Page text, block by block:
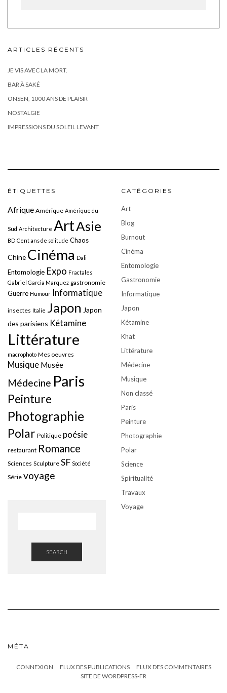
ARTICLES RÉCENTS
JE VIS AVEC LA MORT.
BAR À SAKÉ
ONSEN, 1000 ANS DE PLAISIR
NOSTALGIE
IMPRESSIONS DU SOLEIL LEVANT
ÉTIQUETTES
Afrique Amérique Amérique du
Sud Architecture ArtAsie
BD Cent ans de solitude Chaos
Chine Cinéma Dali
Entomologie Expo Fractales
Gabriel Garcia Marquez gastronomie
Guerre Humour Informatique
insectes Italie Japon Japon
des parisiens Kétamine
Littérature
macrophoto Mes oeuvres
Musique Musée
Médecine Paris
Peinture
Photographie
Polar Politique poésie
restaurant Romance
Sciences Sculpture SF Société
Série voyage
SEARCH
CATÉGORIES
Art
Blog
Burnout
Cinéma
Entomologie
Gastronomie
Informatique
Japon
Kétamine
Khat
Littérature
Médecine
Musique
Non classé
Paris
Peinture
Photographie
Polar
Science
Spiritualité
Travaux
Voyage
MÉTA
CONNEXION FLUX DES PUBLICATIONS
FLUX DES COMMENTAIRES
SITE DE WORDPRESS-FR